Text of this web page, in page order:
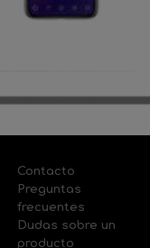
Contacto
Preguntas
frecuentes
Dudas sobre un
producto